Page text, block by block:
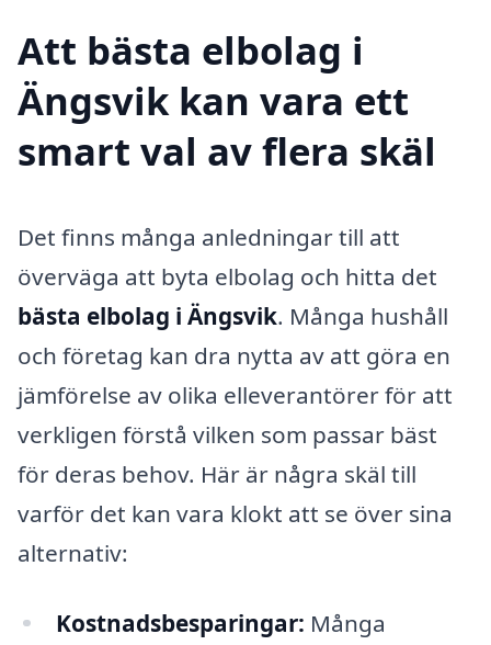
Att bästa elbolag i
Ängsvik kan vara ett
smart val av flera skäl
Det finns många anledningar till att
överväga att byta elbolag och hitta det
bästa elbolag i Ängsvik. Många hushåll
och företag kan dra nytta av att göra en
jämförelse av olika elleverantörer för att
verkligen förstå vilken som passar bäst
för deras behov. Här är några skäl till
varför det kan vara klokt att se över sina
alternativ:
Kostnadsbesparingar: Många